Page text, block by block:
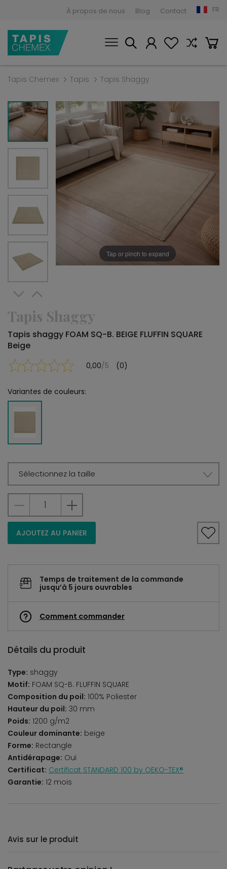
À propos de nous Blog Contact FR
Tapis Chemex Tapis Tapis Shaggy
Tap or pinch to expand
Tapis Shaggy
Tapis shaggy FOAM SQ-B. BEIGE FLUFFIN SQUARE
Beige
0,00/5 (0)
Variantes de couleurs:
Sélectionnez la taille
AJOUTEZ AU PANIER
Temps de traitement de la commande
jusqu’à 5 jours ouvrables
Comment commander
Détails du produit
Type: shaggy
Motif: FOAM SQ-B. FLUFFIN SQUARE
Composition du poil: 100% Poliester
Hauteur du poil: 30 mm
Poids: 1200 g/m2
Couleur dominante: beige
Forme: Rectangle
Antidérapage: Oui
Certificat: Certificat STANDARD 100 by OEKO-TEX®
Garantie: 12 mois
Avis sur le produit